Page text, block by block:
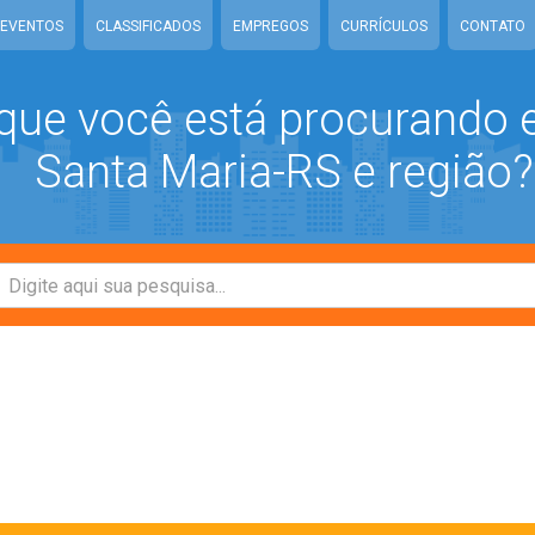
EVENTOS CLASSIFICADOS EMPREGOS CURRÍCULOS CONTATO
você está procurando
Santa Maria-RS e região?